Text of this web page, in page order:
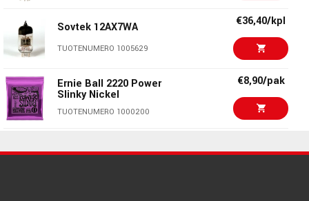
Sovtek EL84 Vaccum
TUOTENUMERO 1001405
€25,20/kpl
Sovtek 6550WE €78,00/kpl
Sovtek 12AX7WA
TUOTENUMERO 1005629
€36,40/kpl
Ernie Ball 2220 Power
Slinky Nickel
TUOTENUMERO 1000200
€8,90/pak
pack Power Slinky